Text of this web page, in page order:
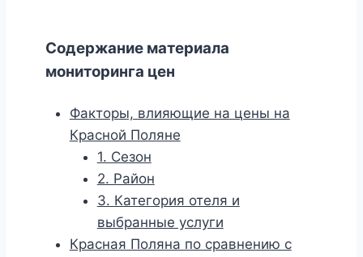
Содержание материала
мониторинга цен
Факторы, влияющие на цены на
Красной Поляне
1. Сезон
2. Район
3. Категория отеля и
выбранные услуги
Красная Поляна по сравнению с